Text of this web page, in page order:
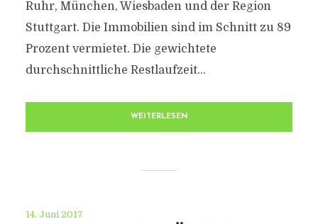
Ruhr, München, Wiesbaden und der Region
Stuttgart. Die Immobilien sind im Schnitt zu 89
Prozent vermietet. Die gewichtete
durchschnittliche Restlaufzeit...
WEITERLESEN
14. Juni 2017